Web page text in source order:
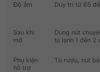
Độ ẩm Duy trì từ 65
Sau khi
mở
Dùng nút
tủ lạnh 1 đến 2
Phụ kiện
hỗ trợ
Tủ rượu, nút